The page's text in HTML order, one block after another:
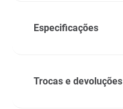
Especificações
Trocas e devoluções